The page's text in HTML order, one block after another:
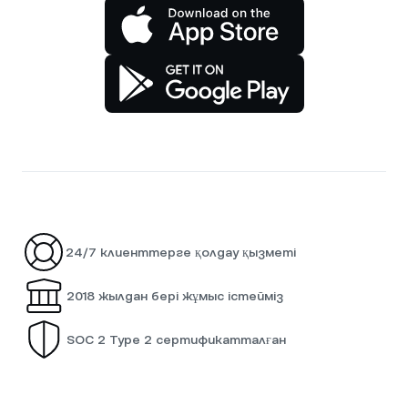
24/7 клиенттерге қолдау қызметі
2018 жылдан бері жұмыс істейміз
SOC 2 Type 2 сертификатталған